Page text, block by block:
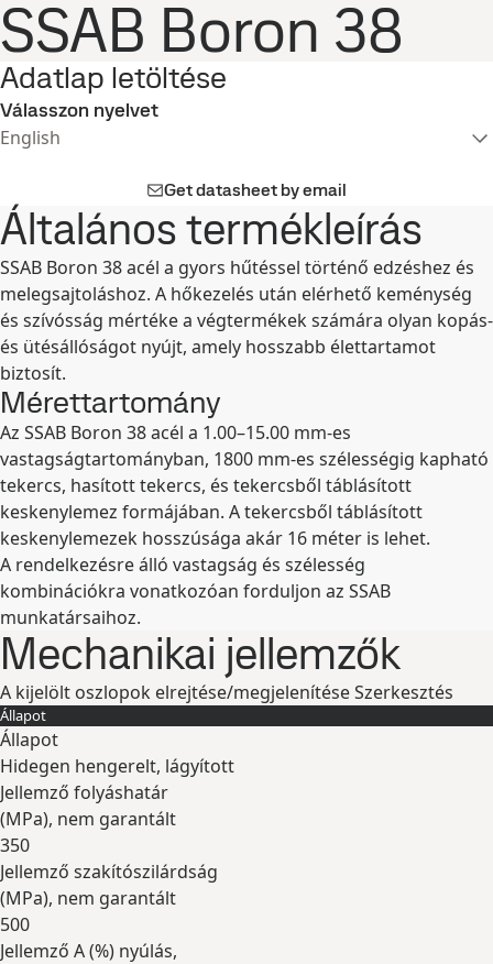
SSAB Boron 38
Adatlap letöltése
Válasszon nyelvet
English
Get datasheet by email
Általános termékleírás
SSAB Boron 38 acél a gyors hűtéssel történő edzéshez és
melegsajtoláshoz. A hőkezelés után elérhető keménység
és szívósság mértéke a végtermékek számára olyan kopás-
és ütésállóságot nyújt, amely hosszabb élettartamot
biztosít.
Mérettartomány
Az SSAB Boron 38 acél a 1.00–15.00 mm-es
vastagságtartományban, 1800 mm-es szélességig kapható
tekercs, hasított tekercs, és tekercsből táblásított
keskenylemez formájában. A tekercsből táblásított
keskenylemezek hosszúsága akár 16 méter is lehet.
A rendelkezésre álló vastagság és szélesség
kombinációkra vonatkozóan forduljon az SSAB
munkatársaihoz.
Mechanikai jellemzők
A kijelölt oszlopok elrejtése/megjelenítéseSzerkesztés
Állapot
Állapot
Hidegen hengerelt, lágyított
Jellemző folyáshatár
(MPa), nem garantált
350
Jellemző szakítószilárdság
(MPa), nem garantált
500
Jellemző A (%) nyúlás,